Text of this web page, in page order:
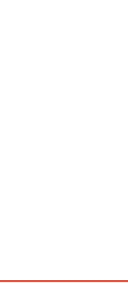
para salir
la cantera del
pretemporada con el